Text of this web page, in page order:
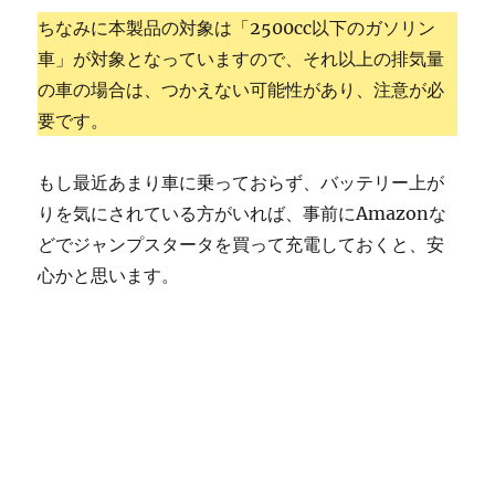
ちなみに本製品の対象は「2500cc以下のガソリン
車」が対象となっていますので、それ以上の排気量
の車の場合は、つかえない可能性があり、注意が必
要です。
もし最近あまり車に乗っておらず、バッテリー上が
りを気にされている方がいれば、事前にAmazonな
どでジャンプスタータを買って充電しておくと、安
心かと思います。